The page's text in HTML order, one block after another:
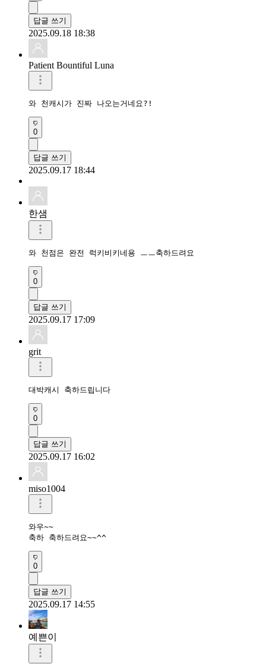
답글 쓰기
2025.09.18 18:38
Patient Bountiful Luna
와 천캐시가 진짜 나오는거네요?!
0
답글 쓰기
2025.09.17 18:44
한샘
와 천점은 완전 럭키비키네용 ㅡㅡ축하드려요
0
답글 쓰기
2025.09.17 17:09
grit
대박캐시 축하드립니다
0
답글 쓰기
2025.09.17 16:02
miso1004
와우~~
축하 축하드려요~~^^
0
답글 쓰기
2025.09.17 14:55
예쁜이